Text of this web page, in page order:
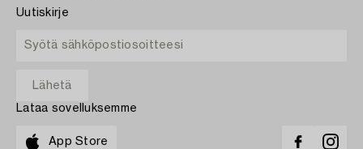
Uutiskirje
Lataa sovelluksemme
App Store